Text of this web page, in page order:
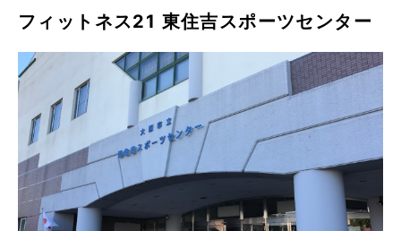
フィットネス21 東住吉スポーツセンター